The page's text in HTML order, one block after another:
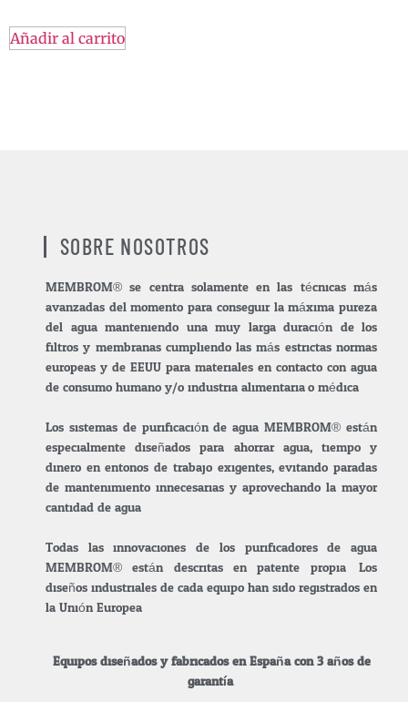
Añadir al carrito
SOBRE NOSOTROS
MEMBROM® se centra solamente en las técnicas más
avanzadas del momento para conseguir la máxima pureza
del agua manteniendo una muy larga duración de los
filtros y membranas cumpliendo las más estrictas normas
europeas y de EEUU para materiales en contacto con agua
de consumo humano y/o industria alimentaria.o médica.
Los sistemas de purificación de agua MEMBROM® están
especialmente diseñados para ahorrar agua, tiempo y
dinero en entonos de trabajo exigentes, evitando paradas
de mantenimiento innecesarias y aprovechando la mayor
cantidad de agua.
Todas las innovaciones de los purificadores de agua
MEMBROM® están descritas en patente propia. Los
diseños industriales de cada equipo han sido registrados en
la Unión Europea.
Equipos diseñados y fabricados en España con 3 años de
garantía.